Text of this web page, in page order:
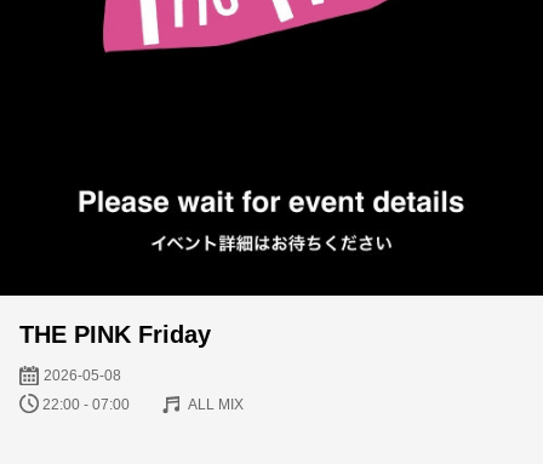
THE PINK Friday
2026-05-08
22:00 - 07:00 ALL MIX